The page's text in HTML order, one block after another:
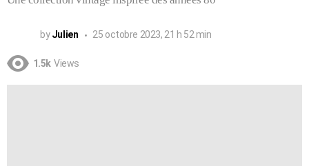
by Julien 25 octobre 2023, 21 h 52 min
1.5k Views